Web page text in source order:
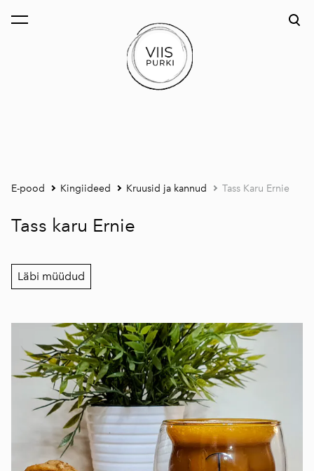
lisati ostukorvi. Vaata ostukorvi
E-pood Kingiideed Kruusid ja kannud Tass Karu Ernie
Tass karu Ernie
Läbi müüdud